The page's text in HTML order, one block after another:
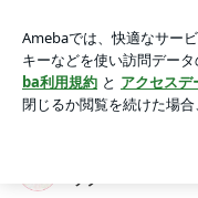
着脱式の人工乳房リア
（かつら）ブログ｜ワ
アプリをダウンロードし
ょう。
ップ